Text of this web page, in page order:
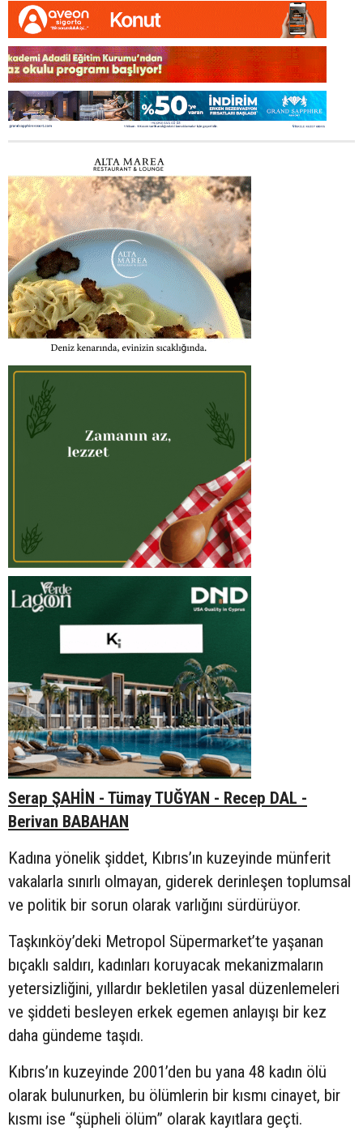
Serap ŞAHİN - Tümay TUĞYAN - Recep DAL -
Berivan BABAHAN
Kadına yönelik şiddet, Kıbrıs’ın kuzeyinde münferit
vakalarla sınırlı olmayan, giderek derinleşen toplumsal
ve politik bir sorun olarak varlığını sürdürüyor.
Taşkınköy’deki Metropol Süpermarket’te yaşanan
bıçaklı saldırı, kadınları koruyacak mekanizmaların
yetersizliğini, yıllardır bekletilen yasal düzenlemeleri
ve şiddeti besleyen erkek egemen anlayışı bir kez
daha gündeme taşıdı.
Kıbrıs’ın kuzeyinde 2001’den bu yana 48 kadın ölü
olarak bulunurken, bu ölümlerin bir kısmı cinayet, bir
kısmı ise “şüpheli ölüm” olarak kayıtlara geçti.